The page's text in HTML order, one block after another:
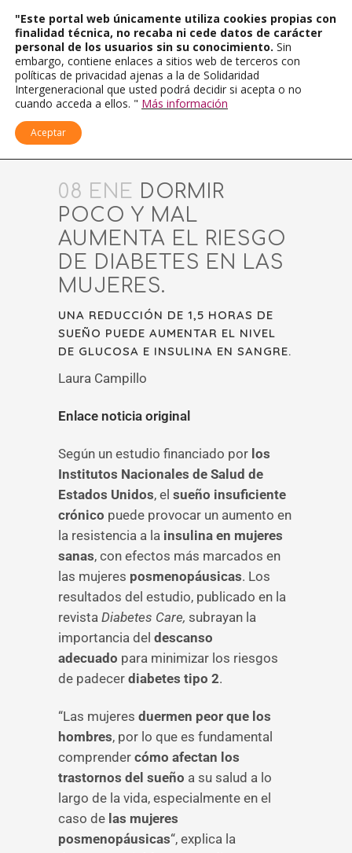
08 ENE DORMIR
POCO Y MAL
AUMENTA EL RIESGO
DE DIABETES EN LAS
MUJERES.
UNA REDUCCIÓN DE 1,5 HORAS DE
SUEÑO PUEDE AUMENTAR EL NIVEL
DE GLUCOSA E INSULINA EN SANGRE.
Laura Campillo
Enlace noticia original
Según un estudio financiado por los
Institutos Nacionales de Salud de
Estados Unidos, el sueño insuficiente
crónico puede provocar un aumento en
la resistencia a la insulina en mujeres
sanas, con efectos más marcados en
las mujeres posmenopáusicas. Los
resultados del estudio, publicado en la
revista Diabetes Care, subrayan la
importancia del descanso
adecuado para minimizar los riesgos
de padecer diabetes tipo 2.
“Las mujeres duermen peor que los
hombres, por lo que es fundamental
comprender cómo afectan los
trastornos del sueño a su salud a lo
largo de la vida, especialmente en el
caso de las mujeres
posmenopáusicas“, explica la
"Este portal web únicamente utiliza cookies propias con
finalidad técnica, no recaba ni cede datos de carácter
personal de los usuarios sin su conocimiento. Sin
embargo, contiene enlaces a sitios web de terceros con
políticas de privacidad ajenas a la de Solidaridad
Intergeneracional que usted podrá decidir si acepta o no
cuando acceda a ellos. " Más información
Aceptar